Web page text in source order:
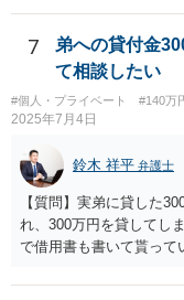
7
弟への貸付金
て相談したい
#個人・プライベート #140万
2025年7月4日
鈴木 祥平 弁護士
【質問】実弟に貸した
れ、300万円を貸してし
で借用書も書いて貰って
どという話も無く、開き